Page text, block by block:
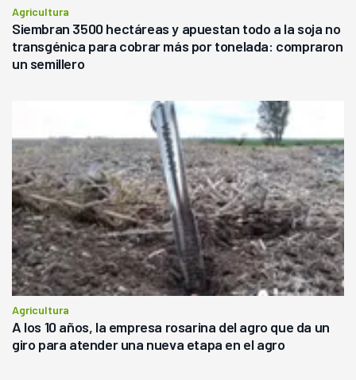
Agricultura
Siembran 3500 hectáreas y apuestan todo a la soja no
transgénica para cobrar más por tonelada: compraron
un semillero
Agricultura
A los 10 años, la empresa rosarina del agro que da un
giro para atender una nueva etapa en el agro